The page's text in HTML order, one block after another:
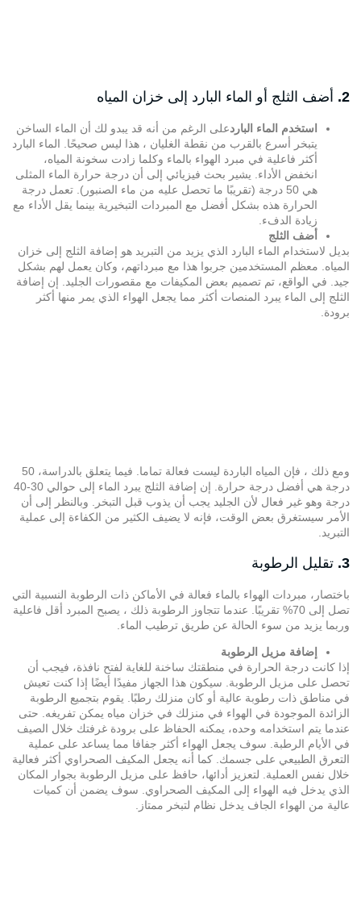
2. أضف الثلج أو الماء البارد إلى خزان المياه
استخدم الماء الباردعلى الرغم من أنه قد يبدو لك أن الماء الساخن
يتبخر أسرع بالقرب من نقطة الغليان ، هذا ليس صحيحًا. الماء البارد
أكثر فاعلية في مبرد الهواء بالماء وكلما زادت سخونة المياه،
انخفض الأداء. يشير بحث فيزيائي إلى أن درجة حرارة الماء المثلى
هي 50 درجة (تقريبًا ما تحصل عليه من ماء الصنبور). تعمل درجة
الحرارة هذه بشكل أفضل مع المبردات التبخيرية بينما يقل الأداء مع
زيادة الدفء.
أضف الثلج
بديل لاستخدام الماء البارد الذي يزيد من التبريد هو إضافة الثلج إلى خزان
المياه. معظم المستخدمين جربوا هذا مع مبرداتهم، وكان يعمل لهم بشكل
جيد. في الواقع، تم تصميم بعض المكيفات مع مقصورات الجليد. إن إضافة
الثلج إلى الماء يبرد المنصات أكثر مما يجعل الهواء الذي يمر منها أكثر
برودة.
ومع ذلك ، فإن المياه الباردة ليست فعالة تماما. فيما يتعلق بالدراسة، 50
درجة هي أفضل درجة حرارة. إن إضافة الثلج يبرد الماء إلى حوالي 30-40
درجة وهو غير فعال لأن الجليد يجب أن يذوب قبل التبخر. وبالنظر إلى أن
الأمر سيستغرق بعض الوقت، فإنه لا يضيف الكثير من الكفاءة إلى عملية
التبريد.
3. تقليل الرطوبة
باختصار، مبردات الهواء بالماء فعالة في الأماكن ذات الرطوبة النسبية التي
تصل إلى 70% تقريبًا. عندما تتجاوز الرطوبة ذلك ، يصبح المبرد أقل فاعلية
وربما يزيد من سوء الحالة عن طريق ترطيب الماء.
إضافة مزيل الرطوبة
إذا كانت درجة الحرارة في منطقتك ساخنة للغاية لفتح نافذة، فيجب أن
تحصل على مزيل الرطوبة. سيكون هذا الجهاز مفيدًا أيضًا إذا كنت تعيش
في مناطق ذات رطوبة عالية أو كان منزلك رطبًا. يقوم بتجميع الرطوبة
الزائدة الموجودة في الهواء في منزلك في خزان مياه يمكن تفريغه. حتى
عندما يتم استخدامه وحده، يمكنه الحفاظ على برودة غرفتك خلال الصيف
في الأيام الرطبة. سوف يجعل الهواء أكثر جفافا مما يساعد على عملية
التعرق الطبيعي على جسمك. كما أنه يجعل المكيف الصحراوي أكثر فعالية
خلال نفس العملية. لتعزيز أدائها، حافظ على مزيل الرطوبة بجوار المكان
الذي يدخل فيه الهواء إلى المكيف الصحراوي. سوف يضمن أن كميات
عالية من الهواء الجاف يدخل نظام لتبخر ممتاز.